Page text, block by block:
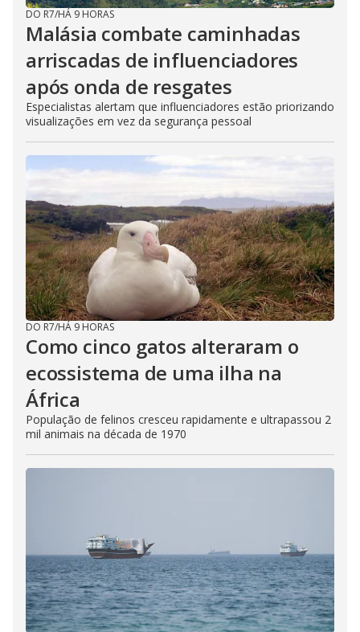
DO R7/HÁ 9 HORAS
Malásia combate caminhadas
arriscadas de influenciadores
após onda de resgates
Especialistas alertam que influenciadores estão priorizando
visualizações em vez da segurança pessoal
DO R7/HÁ 9 HORAS
Como cinco gatos alteraram o
ecossistema de uma ilha na
África
População de felinos cresceu rapidamente e ultrapassou 2
mil animais na década de 1970